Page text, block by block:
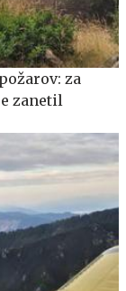
za
zanetil